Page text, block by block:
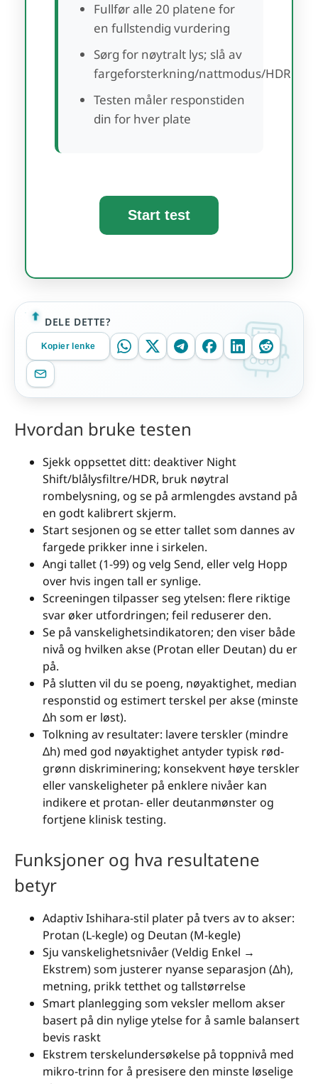
Fullfør alle 20 platene for
en fullstendig vurdering
Sørg for nøytralt lys; slå av
fargeforsterkning/nattmodus/HDR
Testen måler responstiden
din for hver plate
Start test
DELE DETTE?
Kopier lenke
Hvordan bruke testen
Sjekk oppsettet ditt: deaktiver Night
Shift/blålysfiltre/HDR, bruk nøytral
rombelysning, og se på armlengdes avstand på
en godt kalibrert skjerm.
Start sesjonen og se etter tallet som dannes av
fargede prikker inne i sirkelen.
Angi tallet (1-99) og velg Send, eller velg Hopp
over hvis ingen tall er synlige.
Screeningen tilpasser seg ytelsen: flere riktige
svar øker utfordringen; feil reduserer den.
Se på vanskelighetsindikatoren; den viser både
nivå og hvilken akse (Protan eller Deutan) du er
på.
På slutten vil du se poeng, nøyaktighet, median
responstid og estimert terskel per akse (minste
Δh som er løst).
Tolkning av resultater: lavere terskler (mindre
Δh) med god nøyaktighet antyder typisk rød-
grønn diskriminering; konsekvent høye terskler
eller vanskeligheter på enklere nivåer kan
indikere et protan- eller deutanmønster og
fortjene klinisk testing.
Funksjoner og hva resultatene
betyr
Adaptiv Ishihara-stil plater på tvers av to akser:
Protan (L-kegle) og Deutan (M-kegle)
Sju vanskelighetsnivåer (Veldig Enkel →
Ekstrem) som justerer nyanse separasjon (Δh),
metning, prikk tetthet og tallstørrelse
Smart planlegging som veksler mellom akser
basert på din nylige ytelse for å samle balansert
bevis raskt
Ekstrem terskelundersøkelse på toppnivå med
mikro-trinn for å presisere den minste løselige